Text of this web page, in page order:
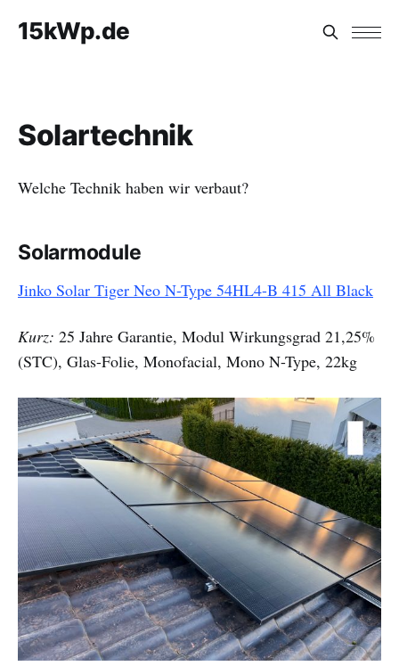
15kWp.de
Solartechnik
Welche Technik haben wir verbaut?
Solarmodule
Jinko Solar Tiger Neo N-Type 54HL4-B 415 All Black
Kurz: 25 Jahre Garantie, Modul Wirkungsgrad 21,25%
(STC), Glas-Folie, Monofacial, Mono N-Type, 22kg